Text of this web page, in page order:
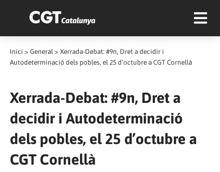
Inici > General > Xerrada-Debat: #9n, Dret a decidir i
Autodeterminació dels pobles, el 25 d’octubre a CGT Cornellà
Xerrada-Debat: #9n, Dret a
decidir i Autodeterminació
dels pobles, el 25 d’octubre a
CGT Cornellà